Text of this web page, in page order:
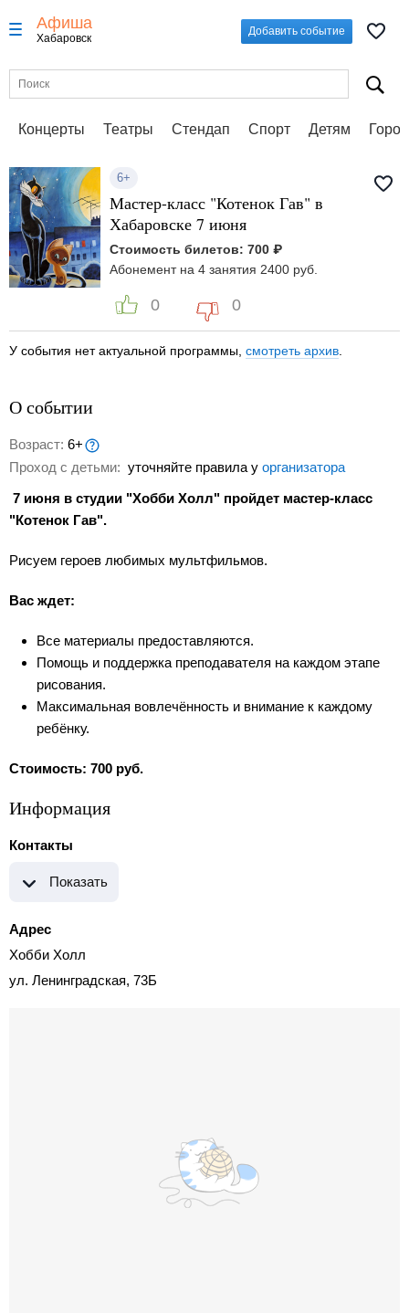
Афиша
Хабаровск
Добавить событие
Концерты Театры Стендап Спорт Детям
6+
Мастер-класс "Котенок Гав" в
Хабаровске 7 июня
Стоимость билетов: 700 ₽
Абонемент на 4 занятия 2400 руб.
0 0
У события нет актуальной программы, смотреть архив
О событии
Возраст: 6+
Проход с детьми: уточняйте правила у организатора
7 июня в студии "Хобби Холл" пройдет мастер-класс
"Котенок Гав".
Рисуем героев любимых мультфильмов.
Вас ждет:
Все материалы предоставляются.
Помощь и поддержка преподавателя на каждом этапе
рисования.
Максимальная вовлечённость и внимание к каждому
ребёнку.
Стоимость: 700 руб.
Информация
Контакты
Показать
Адрес
Хобби Холл
ул. Ленинградская, 73Б